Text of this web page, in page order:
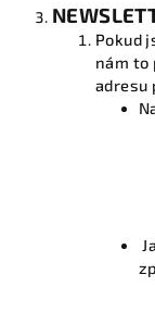
Pokud
nám to
adresu